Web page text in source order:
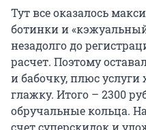
Тут все оказалось
ботинки и
незадолго до
расчет. Поэтому
и бабочку, плюс
глажку. Итого – 2300
обручальные кольца.
счет суперскидок и